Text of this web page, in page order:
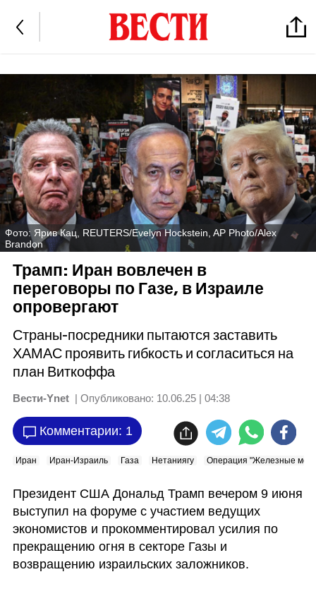
Фото: Ярив Кац, REUTERS/Evelyn Hockstein, AP Photo/Alex
Brandon
Трамп: Иран вовлечен в
переговоры по Газе, в Израиле
опровергают
Страны-посредники пытаются заставить
ХАМАС проявить гибкость и согласиться на
план Виткоффа
Вести-Ynet | Опубликовано: 10.06.25 | 04:38
Комментарии: 1
Иран Иран-Израиль Газа Нетаниягу Операция "Железные
Президент США Дональд Трамп вечером 9 июня
выступил на форуме с участием ведущих
экономистов и прокомментировал усилия по
прекращению огня в секторе Газы и
возвращению израильских заложников.